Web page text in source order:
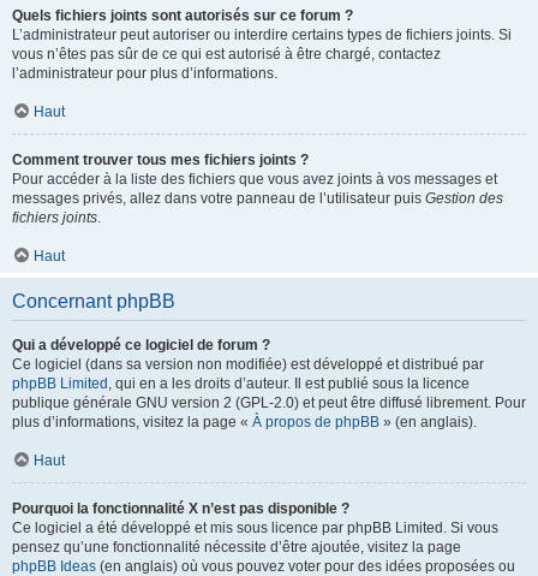
Quels fichiers joints sont autorisés sur ce forum ?
L’administrateur peut autoriser ou interdire certains types de fichiers joints. Si
vous n’êtes pas sûr de ce qui est autorisé à être chargé, contactez
l’administrateur pour plus d’informations.
Haut
Comment trouver tous mes fichiers joints ?
Pour accéder à la liste des fichiers que vous avez joints à vos messages et
messages privés, allez dans votre panneau de l’utilisateur puis Gestion des
fichiers joints.
Haut
Concernant phpBB
Qui a développé ce logiciel de forum ?
Ce logiciel (dans sa version non modifiée) est développé et distribué par
phpBB Limited , qui en a les droits d’auteur. Il est publié sous la licence
publique générale GNU version 2 (GPL-2.0) et peut être diffusé librement. Pour
plus d’informations, visitez la page « À propos de phpBB » (en anglais).
Haut
Pourquoi la fonctionnalité X n’est pas disponible ?
Ce logiciel a été développé et mis sous licence par phpBB Limited. Si vous
pensez qu’une fonctionnalité nécessite d’être ajoutée, visitez la page
phpBB Ideas (en anglais) où vous pouvez voter pour des idées proposées ou